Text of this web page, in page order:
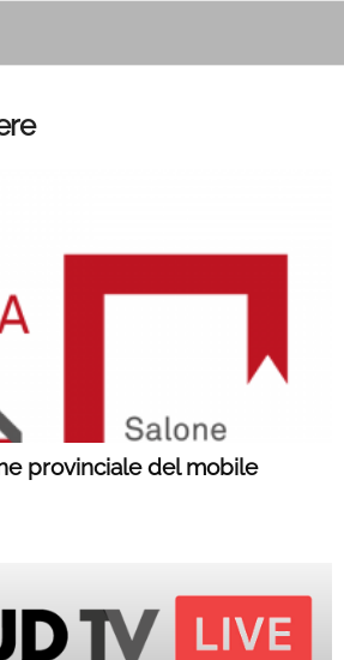
provinciale del mobile